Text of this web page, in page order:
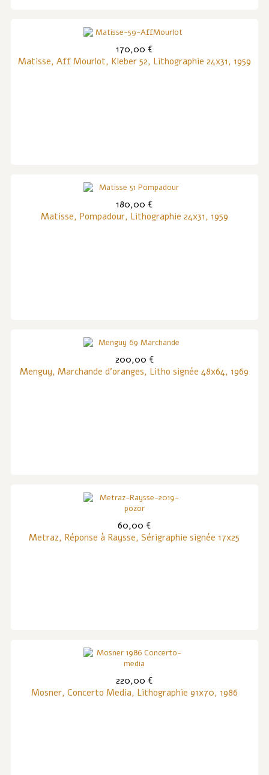
170,00 €
Matisse, Aff Mourlot, Kleber 52, Lithographie 24x31, 1959
180,00 €
Matisse, Pompadour, Lithographie 24x31, 1959
200,00 €
Menguy, Marchande d'oranges, Litho signée 48x64, 1969
60,00 €
Metraz, Réponse à Raysse, Sérigraphie signée 17x25
220,00 €
Mosner, Concerto Media, Lithographie 91x70, 1986